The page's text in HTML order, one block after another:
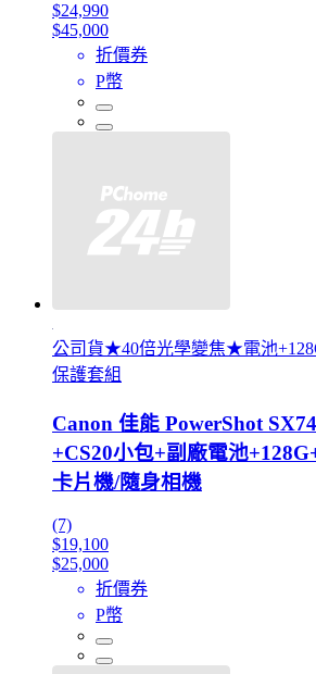
$24,990
$45,000
折價券
P幣
公司貨★40倍光學變焦★電池
保護套組
Canon 佳能 PowerShot
+CS20小包+副廠電池
卡片機/隨身相機
(7)
$19,100
$25,000
折價券
P幣